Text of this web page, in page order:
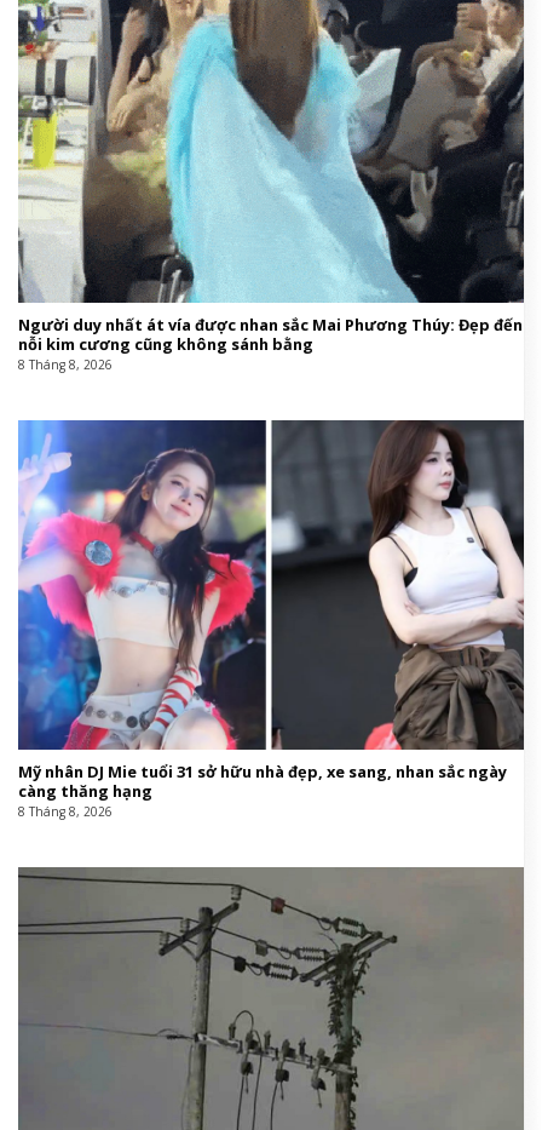
Người duy nhất át vía được nhan sắc Mai Phương Thúy: Đẹp đến
nỗi kim cương cũng không sánh bằng
8 Tháng 8, 2026
Mỹ nhân DJ Mie tuổi 31 sở hữu nhà đẹp, xe sang, nhan sắc ngày
càng thăng hạng
8 Tháng 8, 2026